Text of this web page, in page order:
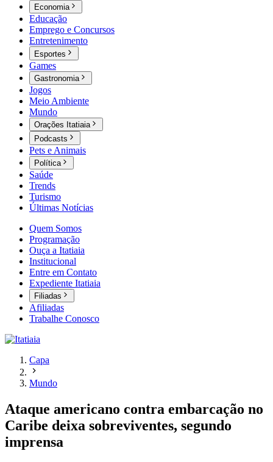
Economia
Educação
Emprego e Concursos
Entretenimento
Esportes
Games
Gastronomia
Jogos
Meio Ambiente
Mundo
Orações Itatiaia
Podcasts
Pets e Animais
Política
Saúde
Trends
Turismo
Últimas Notícias
Quem Somos
Programação
Ouça a Itatiaia
Institucional
Entre em Contato
Expediente Itatiaia
Filiadas
Afiliadas
Trabalhe Conosco
Capa
Mundo
Ataque americano contra embarcação no
Caribe deixa sobreviventes, segundo
imprensa